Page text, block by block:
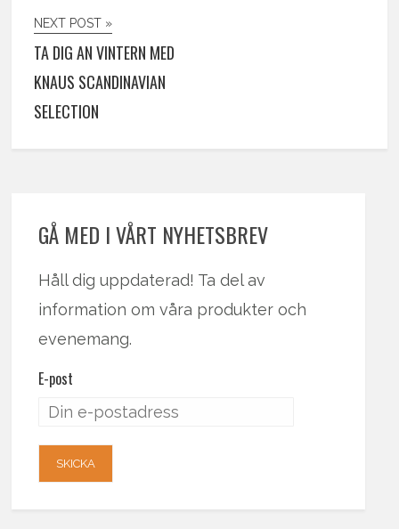
NEXT POST »
TA DIG AN VINTERN MED
KNAUS SCANDINAVIAN
SELECTION
GÅ MED I VÅRT NYHETSBREV
Håll dig uppdaterad! Ta del av
information om våra produkter och
evenemang.
E-post